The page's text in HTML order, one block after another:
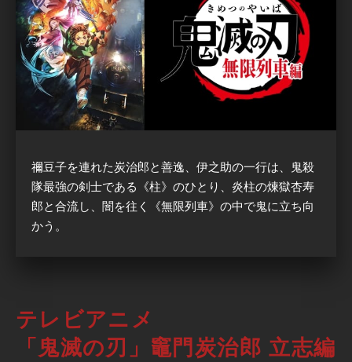
禰豆子を連れた炭治郎と善逸、伊之助の一行は、鬼殺
隊最強の剣士である《柱》のひとり、炎柱の煉獄杏寿
郎と合流し、闇を往く《無限列車》の中で鬼に立ち向
かう。
テレビアニメ
「鬼滅の刃」竈門炭治郎 立志編